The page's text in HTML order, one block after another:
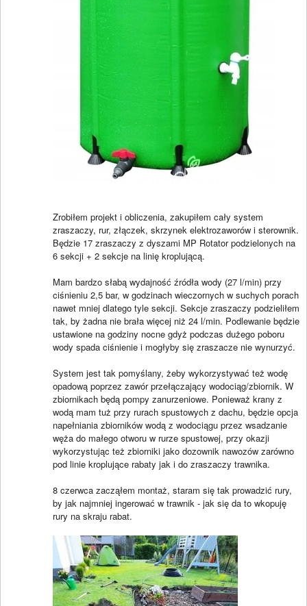
Zrobiłem projekt i obliczenia, zakupiłem cały system
zraszaczy, rur, złączek, skrzynek elektrozaworów i sterownik.
Będzie 17 zraszaczy z dyszami MP Rotator podzielonych na
6 sekcji + 2 sekcje na linię kroplującą.
Mam bardzo słabą wydajność źródła wody (27 l/min) przy
ciśnieniu 2,5 bar, w godzinach wieczornych w suchych porach
nawet mniej dlatego tyle sekcji. Sekcje zraszaczy podzieliłem
tak, by żadna nie brała więcej niż 24 l/min. Podlewanie będzie
ustawione na godziny nocne gdyż podczas dużego poboru
wody spada ciśnienie i mogłyby się zraszacze nie wynurzyć.
System jest tak pomyślany, żeby wykorzystywać też wodę
opadową poprzez zawór przełączający wodociąg/zbiornik. W
zbiornikach będą pompy zanurzeniowe. Ponieważ krany z
wodą mam tuż przy rurach spustowych z dachu, będzie opcja
napełniania zbiorników wodą z wodociągu przez wsadzanie
węża do małego otworu w rurze spustowej, przy okazji
wykorzystując też zbiorniki jako dozownik nawozów zarówno
pod linie kroplujące rabaty jak i do zraszaczy trawnika.
8 czerwca zacząłem montaż, staram się tak prowadzić rury,
by jak najmniej ingerować w trawnik - jak się da to wkopuję
rury na skraju rabat.